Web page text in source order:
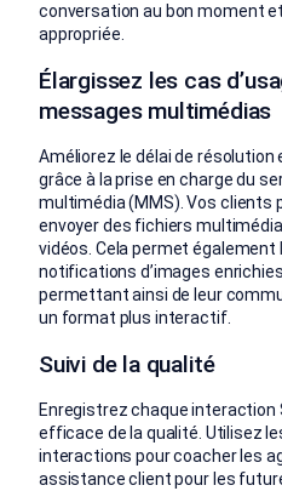
conversation au bon moment
appropriée.
Élargissez les cas
messages multimédias
Améliorez le délai de résolution
grâce à la prise en charge du
multimédia (MMS). Vos clients
envoyer des fichiers
vidéos. Cela permet également
notifications d’images
permettant ainsi de leur
un format plus interactif.
Suivi de la qualité
Enregistrez chaque interaction
efficace de la qualité. Utilisez
interactions pour coacher les
assistance client pour les